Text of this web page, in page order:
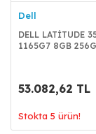
Dell
DELL LATİTUDE
1165G7 8GB
53.082,62 TL
Stokta 5 ürün!